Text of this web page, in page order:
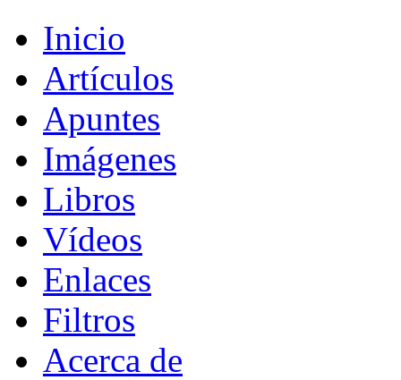
Inicio
Artículos
Apuntes
Imágenes
Libros
Vídeos
Enlaces
Filtros
Acerca de